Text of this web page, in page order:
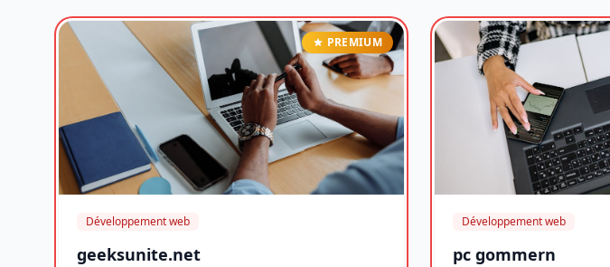
PREMIUM
Développement web
geeksunite.net
Développement web
pc gommern